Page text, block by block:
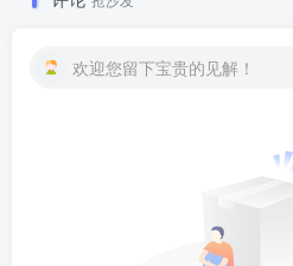
欢迎您留下宝贵的见解！